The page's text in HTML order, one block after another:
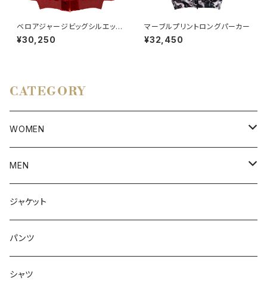
ベロアジャージビッグシルエッ
ト RED
¥30,250
マーブルプリントロングパーカー
¥32,450
CATEGORY
WOMEN
アウター
ボトムス
トップス
MEN
アウター
インナー
ボトムス
ジャケット
パンツ
シャツ